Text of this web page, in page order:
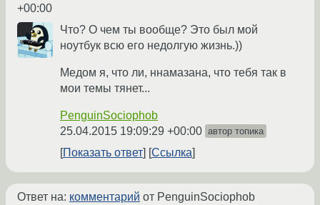
+00:00
Что? О чем ты вообще? Это был мой
ноутбук всю его недолгую жизнь.))
Медом я, что ли, ннамазана, что тебя так в
мои темы тянет...
PenguinSociophob
25.04.2015 19:09:29 +00:00 автор топика
Показать ответ Ссылка
Ответ на: комментарий от PenguinSociophob